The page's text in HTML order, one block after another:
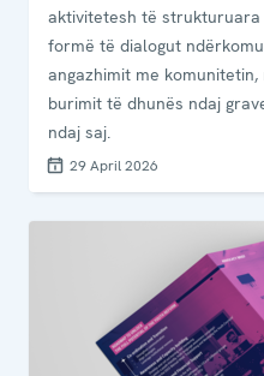
aktivitetesh të strukturuara
formë të dialogut
angazhimit me
burimit të dhunës ndaj
ndaj saj.
29 April 2026